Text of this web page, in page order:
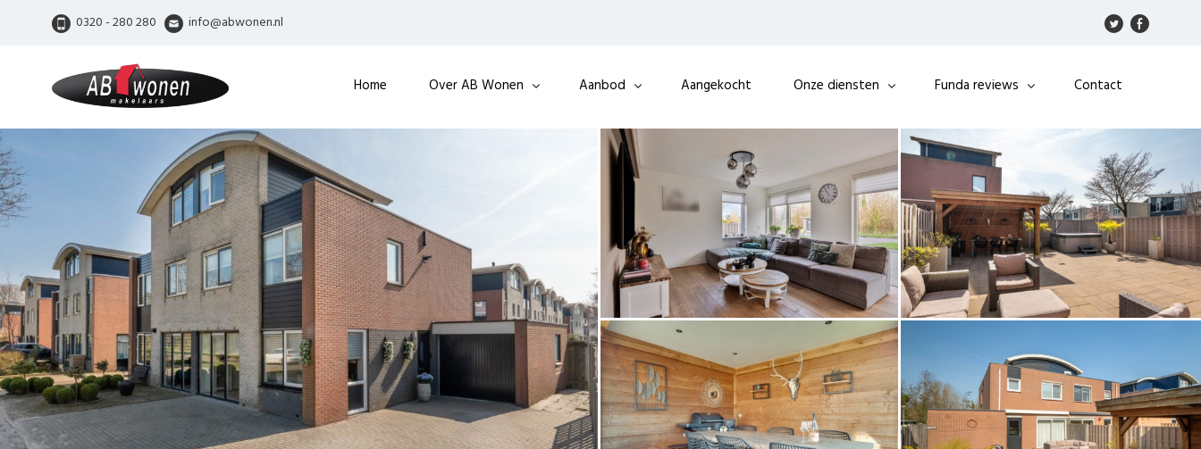
0320 - 280 280 info@abwonen.nl
Home Over AB Wonen Aanbod Aangekocht Onze diensten Funda reviews Contact